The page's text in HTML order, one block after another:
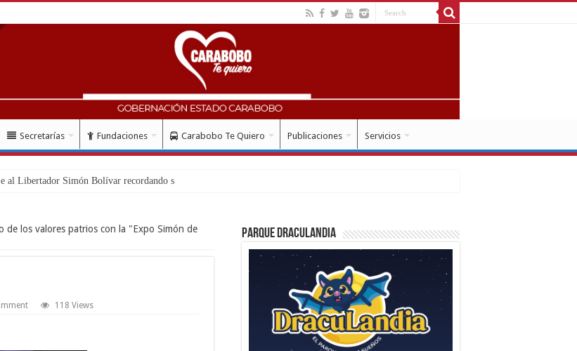
Secretarías Fundaciones Carabobo Te Quiero Publicaciones Servicios
de los valores patrios con la "Expo Simón de
118 Views
Parque Draculandia